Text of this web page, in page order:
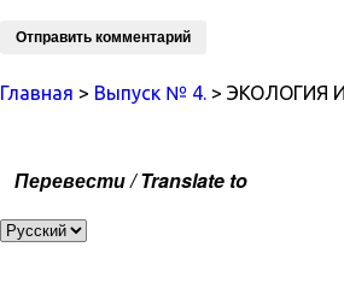
Главная > Выпуск № 4. > ЭКОЛОГИЯ
Перевести / Translate to